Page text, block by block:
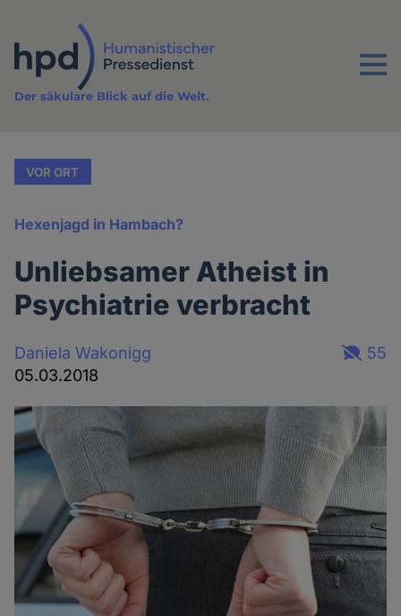
Inhalt
Menu
Der säkulare Blick auf die Welt.
VOR ORT
Hexenjagd in Hambach?
Unliebsamer Atheist in
Psychiatrie verbracht
Daniela Wakonigg
05.03.2018
55